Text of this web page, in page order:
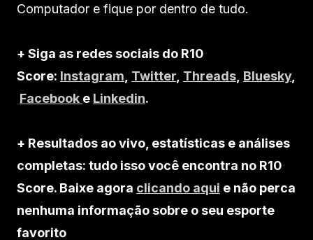
Computador e fique por dentro de tudo.
+ Siga as redes sociais do R10
Score: Instagram Twitter Threads Bluesky,
Facebook e Linkedin.
+ Resultados ao vivo, estatísticas e análises
completas: tudo isso você encontra no R10
Score. Baixe agora clicando aqui e não perca
nenhuma informação sobre o seu esporte
favorito